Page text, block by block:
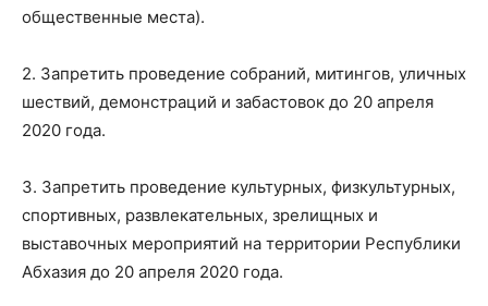
общественные места).
2. Запретить проведение собраний, митингов, уличных
шествий, демонстраций и забастовок до 20 апреля
2020 года.
3. Запретить проведение культурных, физкультурных,
спортивных, развлекательных, зрелищных и
выставочных мероприятий на территории Республики
Абхазия до 20 апреля 2020 года.